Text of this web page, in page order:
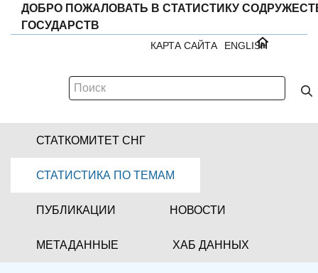
ДОБРО ПОЖАЛОВАТЬ В СТАТИСТИКУ
ГОСУДАРСТВ
ENGLISH
КАРТА САЙТА
СТАТКОМИТЕТ СНГ
СТАТИСТИКА ПО ТЕМАМ
ПУБЛИКАЦИИ НОВОСТИ
МЕТАДАННЫЕ ХАБ ДАННЫХ